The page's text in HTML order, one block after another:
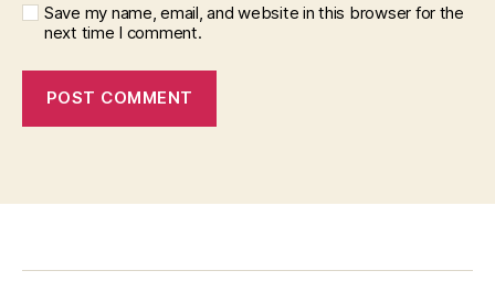
Save my name, email, and website in this browser for the
next time I comment.